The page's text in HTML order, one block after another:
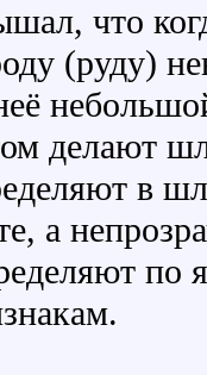
что
(руду)
делают
в
а
по